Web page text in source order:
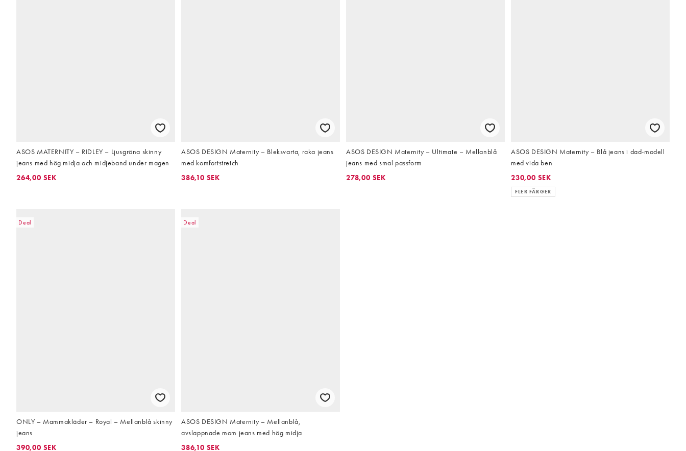
ASOS MATERNITY – RIDLEY – Ljusgröna skinny
jeans med hög midja och midjeband under magen
264,00 SEK
ASOS DESIGN Maternity – Bleksvarta, raka jeans
med komfortstretch
386,10 SEK
ASOS DESIGN Maternity – Ultimate – Mellanblå
jeans med smal passform
278,00 SEK
ASOS DESIGN Maternity – Blå jeans i dad-modell
med vida ben
230,00 SEK
FLER FÄRGER
Deal
ONLY – Mammakläder – Royal – Mellanblå skinny
jeans
390,00 SEK
Deal
ASOS DESIGN Maternity – Mellanblå,
avslappnade mom jeans med hög midja
386,10 SEK